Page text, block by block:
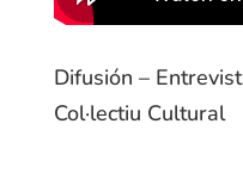
Difusión –
Col·lectiu Cultural